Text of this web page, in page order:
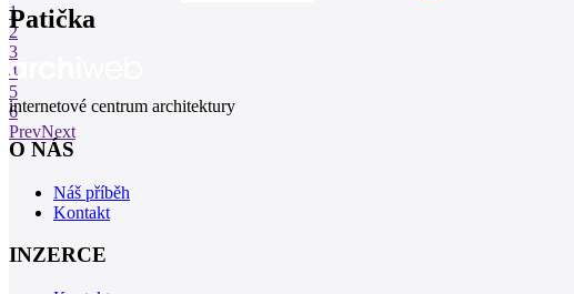
1
2
3
4
5
6
PrevNext
Patička
internetové centrum architektury
O NÁS
Náš příběh
Kontakt
INZERCE